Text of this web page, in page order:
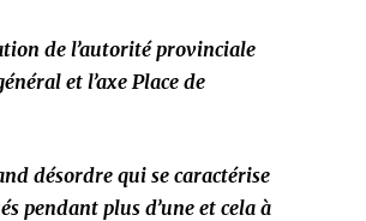
de l’autorité provinciale
et l’axe Place de
désordre qui se caractérise
pendant plus d’une et cela à